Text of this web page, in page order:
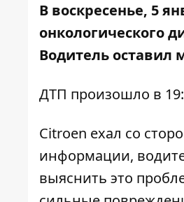
В воскресенье, 5
онкологического
Водитель оставил
ДТП произошло в
Citroen ехал со
информации,
выяснить это